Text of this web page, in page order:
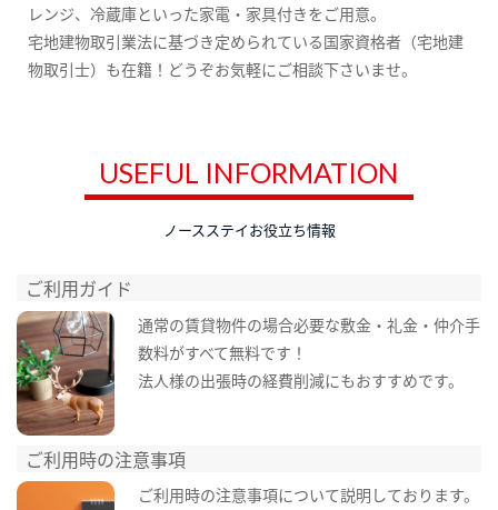
レンジ、冷蔵庫といった家電・家具付きをご用意。
宅地建物取引業法に基づき定められている国家資格者（宅地建
物取引士）も在籍！どうぞお気軽にご相談下さいませ。
USEFUL INFORMATION
ノースステイお役立ち情報
ご利用ガイド
通常の賃貸物件の場合必要な敷金・礼金・仲介手
数料がすべて無料です！
法人様の出張時の経費削減にもおすすめです。
ご利用時の注意事項
ご利用時の注意事項について説明しております。